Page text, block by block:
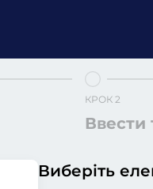
КРОК 2
Ввести
Виберіть